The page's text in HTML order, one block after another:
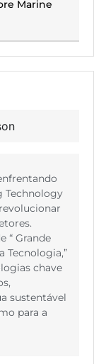
Marine
Technology
“ Grande
Tecnologia,”
chave
sustentável
para a